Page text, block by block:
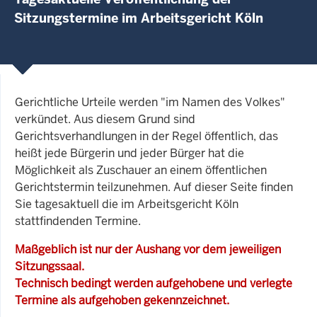
Sitzungstermine im Arbeitsgericht Köln
Gerichtliche Urteile werden "im Namen des Volkes"
verkündet. Aus diesem Grund sind
Gerichtsverhandlungen in der Regel öffentlich, das
heißt jede Bürgerin und jeder Bürger hat die
Möglichkeit als Zuschauer an einem öffentlichen
Gerichtstermin teilzunehmen. Auf dieser Seite finden
Sie tagesaktuell die im Arbeitsgericht Köln
stattfindenden Termine.
Maßgeblich ist nur der Aushang vor dem jeweiligen
Sitzungssaal.
Technisch bedingt werden aufgehobene und verlegte
Termine als aufgehoben gekennzeichnet.